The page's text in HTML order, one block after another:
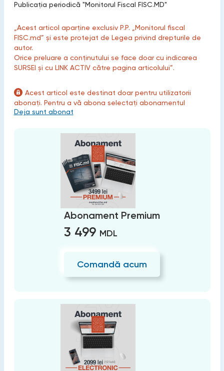
Publicaţia periodică "Monitorul Fiscal FISC.MD"
„Acest articol aparține exclusiv P.P. „Monitorul fiscal
FISC.md” și este protejat de Legea privind drepturile de
autor.
Orice preluare a conținutului se face doar cu indicarea
SURSEI și cu LINK ACTIV către pagina articolului”.
Acest articol este destinat doar pentru utilizatorii
abonați. Pentru a vă abona selectați abonamentul
Deja sunt abonat
Abonament Premium
3 499 MDL
Comandă acum